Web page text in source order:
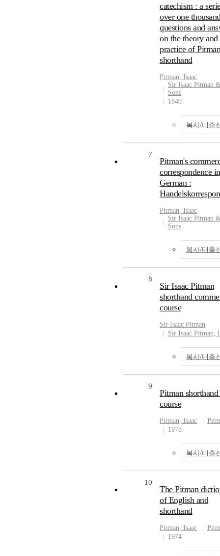
catechism : a
over one
questions and
on the theory and
practice of
shorthand
Pitman, Isaac
Sir Isaac Pitman
Sons
1840
복사/대출
7
Pitman's
correspondence in
German :
Pitman, Isaac
Sir Isaac Pitman
Sons
복사/대출
8
Sir Isaac Pitman
shorthand
course
Sir Isaac Pitman
Sir Isaac Pitman,
복사/대출
9
Pitman
course
Pitman, Isaac
1978
복사/대출
10
The Pitman
of English and
shorthand
Pitman, Isaac
1974